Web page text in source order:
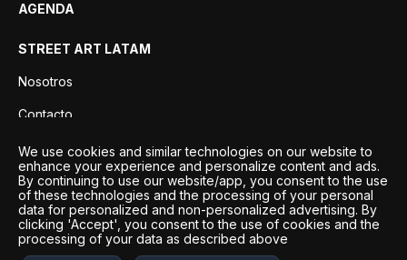
AGENDA
STREET ART LATAM
Nosotros
Contacto
Privacidad
We use cookies and similar technologies on our website to
enhance your experience and personalize content and ads.
By continuing to use our website/app, you consent to the use
of these technologies and the processing of your personal
data for personalized and non-personalized advertising. By
clicking 'Accept', you consent to the use of cookies and the
processing of your data as described above